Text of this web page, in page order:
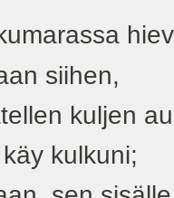
siihen,
kuljen
kulkuni;